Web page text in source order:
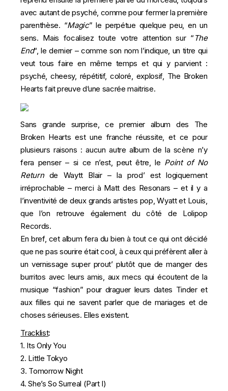
avec autant de psyché, comme pour fermer la première
parenthèse. “Magic” le perpétue quelque peu, en un
sens. Mais focalisez toute votre attention sur “ The
End“, le dernier – comme son nom l’indique, un titre qui
veut tous faire en même temps et qui y parvient :
psyché, cheesy, répétitif, coloré, explosif, The Broken
Hearts fait preuve d’une sacrée maitrise.
Sans grande surprise, ce premier album des The
Broken Hearts est une franche réussite, et ce pour
plusieurs raisons : aucun autre album de la scène n’y
fera penser – si ce n’est, peut être, le Point of No
Return de Waytt Blair – la prod’ est logiquement
irréprochable – merci à Matt des Resonars – et il y a
l’inventivité de deux grands artistes pop, Wyatt et Louis,
que l’on retrouve également du côté de Lolipop
Records.
En bref, cet album fera du bien à tout ce qui ont décidé
que ne pas sourire était cool, à ceux qui préfèrent aller à
un vernissage super prout’ plutôt que de manger des
burritos avec leurs amis, aux mecs qui écoutent de la
musique “fashion” pour draguer leurs dates Tinder et
aux filles qui ne savent parler que de mariages et de
choses sérieuses. Elles existent.
Tracklist:
1. Its Only You
2. Little Tokyo
3. Tomorrow Night
4. She’s So Surreal (Part I)